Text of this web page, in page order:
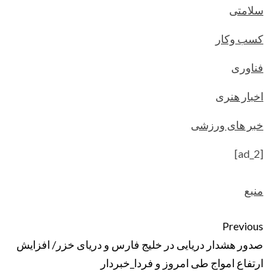
سلامتی
کسب وکار
فناوری
اخبار هنری
خبر های ورزشی
[ad_2]
منبع
Previous
صدور هشدار دریایی در خلیج فارس و دریای خزر/ افزایش
ارتفاع امواج طی امروز و فردا_خبردار